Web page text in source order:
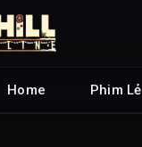
Home Phim Lẻ